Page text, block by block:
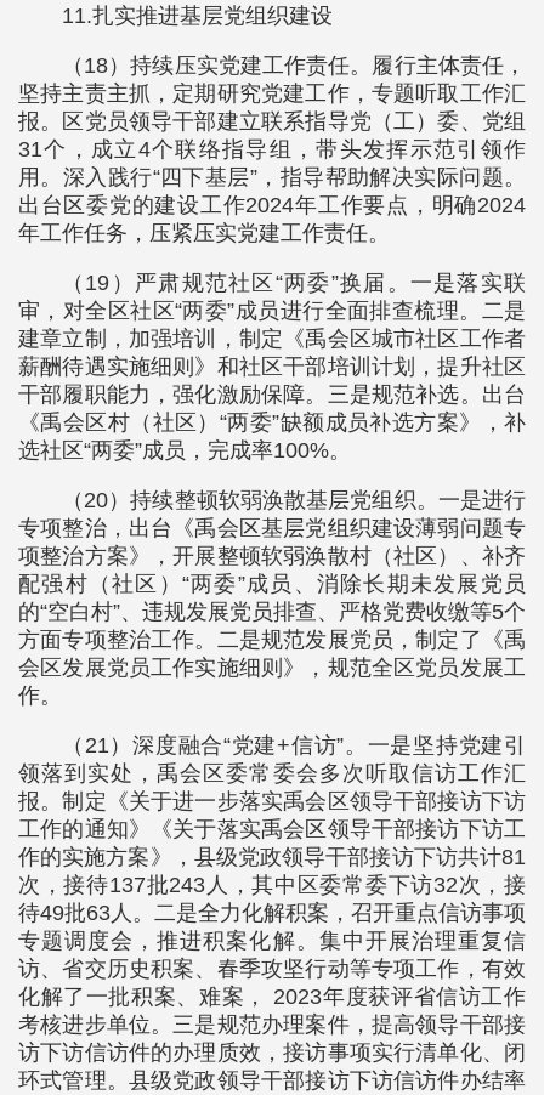
11.扎实推进基层党组织建设
（18）持续压实党建工作责任。履行主体责任，
坚持主责主抓，定期研究党建工作，专题听取工作汇
报。区党员领导干部建立联系指导党（工）委、党组
31个，成立4个联络指导组，带头发挥示范引领作
用。深入践行“四下基层”，指导帮助解决实际问题。
出台区委党的建设工作2024年工作要点，明确2024
年工作任务，压紧压实党建工作责任。
（19）严肃规范社区“两委”换届。一是落实联
审，对全区社区“两委”成员进行全面排查梳理。二是
建章立制，加强培训，制定《禹会区城市社区工作者
薪酬待遇实施细则》和社区干部培训计划，提升社区
干部履职能力，强化激励保障。三是规范补选。出台
《禹会区村（社区）“两委”缺额成员补选方案》，补
选社区“两委”成员，完成率100%。
（20）持续整顿软弱涣散基层党组织。一是进行
专项整治，出台《禹会区基层党组织建设薄弱问题专
项整治方案》，开展整顿软弱涣散村（社区）、补齐
配强村（社区）“两委”成员、消除长期未发展党员
的“空白村”、违规发展党员排查、严格党费收缴等5个
方面专项整治工作。二是规范发展党员，制定了《禹
会区发展党员工作实施细则》，规范全区党员发展工
作。
（21）深度融合“党建+信访”。一是坚持党建引
领落到实处，禹会区委常委会多次听取信访工作汇
报。制定《关于进一步落实禹会区领导干部接访下访
工作的通知》《关于落实禹会区领导干部接访下访工
作的实施方案》，县级党政领导干部接访下访共计81
次，接待137批243人，其中区委常委下访32次，接
待49批63人。二是全力化解积案，召开重点信访事项
专题调度会，推进积案化解。集中开展治理重复信
访、省交历史积案、春季攻坚行动等专项工作，有效
化解了一批积案、难案， 2023年度获评省信访工作
考核进步单位。三是规范办理案件，提高领导干部接
访下访信访件的办理质效，接访事项实行清单化、闭
环式管理。县级党政领导干部接访下访信访件办结率